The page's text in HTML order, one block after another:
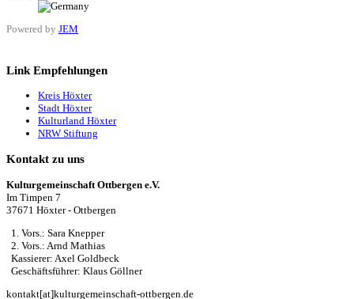
Powered by JEM
Link Empfehlungen
Kreis Höxter
Stadt Höxter
Kulturland Höxter
NRW Stiftung
Kontakt zu uns
Kulturgemeinschaft Ottbergen e.V.
Im Timpen 7
37671 Höxter - Ottbergen
1. Vors.: Sara Knepper
2. Vors.: Arnd Mathias
Kassierer: Axel Goldbeck
Geschäftsführer: Klaus Göllner
kontakt[at]kulturgemeinschaft-ottbergen.de